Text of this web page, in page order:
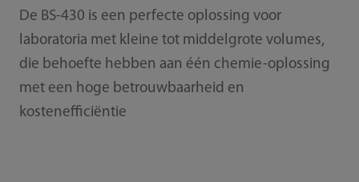
De BS-430 is een perfecte oplossing voor
laboratoria met kleine tot middelgrote volumes,
die behoefte hebben aan één chemie-oplossing
met een hoge betrouwbaarheid en
kostenefficiëntie